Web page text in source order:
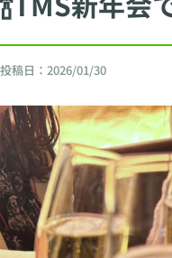
投稿日： 2026/01/30